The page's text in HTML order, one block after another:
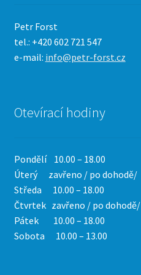
Petr Forst
tel.: +420 602 721 547
e-mail: info@petr-forst.cz
Otevírací hodiny
Pondělí 10.00 – 18.00
Úterý zavřeno / po dohodě/
Středa 10.00 – 18.00
Čtvrtek zavřeno / po dohodě/
Pátek 10.00 – 18.00
Sobota 10.00 – 13.00